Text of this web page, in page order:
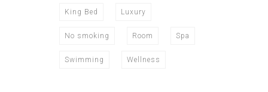
King Bed Luxury
No smoking Room Spa
Swimming Wellness